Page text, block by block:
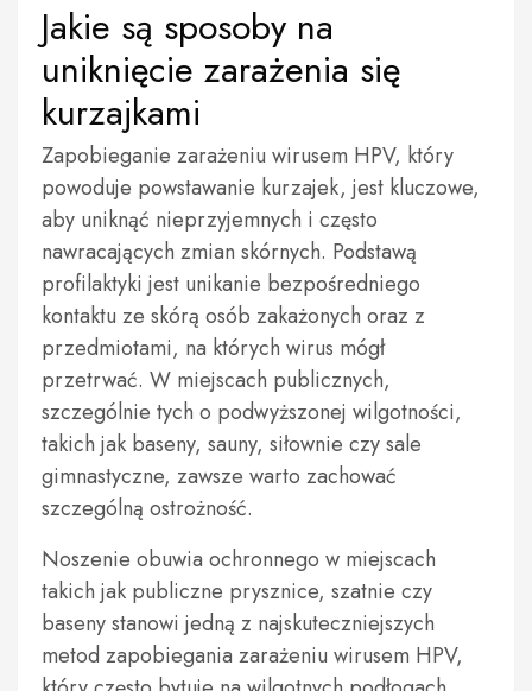
Jakie są sposoby na
uniknięcie zarażenia się
kurzajkami
Zapobieganie zarażeniu wirusem HPV, który
powoduje powstawanie kurzajek, jest kluczowe,
aby uniknąć nieprzyjemnych i często
nawracających zmian skórnych. Podstawą
profilaktyki jest unikanie bezpośredniego
kontaktu ze skórą osób zakażonych oraz z
przedmiotami, na których wirus mógł
przetrwać. W miejscach publicznych,
szczególnie tych o podwyższonej wilgotności,
takich jak baseny, sauny, siłownie czy sale
gimnastyczne, zawsze warto zachować
szczególną ostrożność.
Noszenie obuwia ochronnego w miejscach
takich jak publiczne prysznice, szatnie czy
baseny stanowi jedną z najskuteczniejszych
metod zapobiegania zarażeniu wirusem HPV,